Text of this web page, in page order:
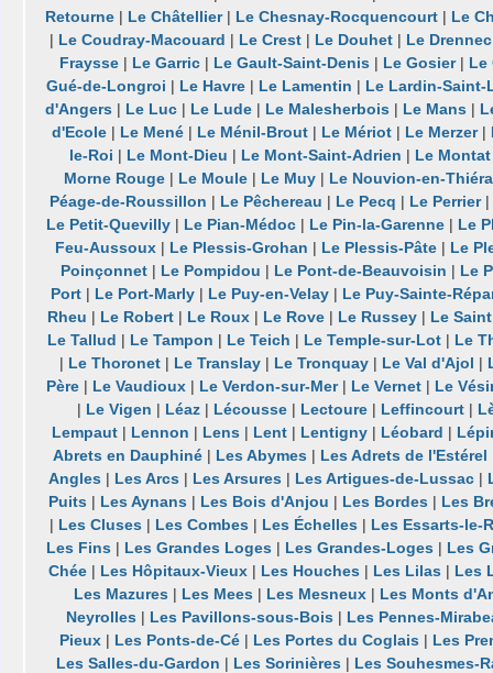
Retourne| Le Châtellier| Le Chesnay-Rocquencourt| Le
| Le Coudray-Macouard | Le Crest| Le Douhet| Le Drennec
Fraysse | Le Garric | Le Gault-Saint-Denis | Le Gosier| Le
Gué-de-Longroi | Le Havre| Le Lamentin | Le Lardin-Saint-
d'Angers| Le Luc| Le Lude| Le Malesherbois| Le Mans|
d'Ecole| Le Mené| Le Ménil-Brout| Le Mériot| Le Merzer|
le-Roi | Le Mont-Dieu | Le Mont-Saint-Adrien | Le Montat
Morne Rouge| Le Moule| Le Muy| Le Nouvion-en-
Péage-de-Roussillon | Le Pêchereau | Le Pecq | Le Perrier|
Le Petit-Quevilly| Le Pian-Médoc| Le Pin-la-Garenne| Le
Feu-Aussoux | Le Plessis-Grohan | Le Plessis-Pâte | Le
Poinçonnet | Le Pompidou | Le Pont-de-Beauvoisin | Le
Port| Le Port-Marly| Le Puy-en-Velay| Le Puy-Sainte-
Rheu | Le Robert| Le Roux| Le Rove| Le Russey| Le Saint
Le Tallud | Le Tampon | Le Teich | Le Temple-sur-Lot| Le
| Le Thoronet | Le Translay | Le Tronquay | Le Val d'Ajol |
Père| Le Vaudioux| Le Verdon-sur-Mer| Le Vernet| Le
| Le Vigen | Léaz | Lécousse | Lectoure | Leffincourt |
Lempaut | Lennon | Lens | Lent | Lentigny | Léobard |
Abrets en Dauphiné | Les Abymes | Les Adrets de l'Estérel
Angles| Les Arcs| Les Arsures| Les Artigues-de-Lussac|
Puits| Les Aynans| Les Bois d'Anjou | Les Bordes| Les
| Les Cluses| Les Combes| Les Échelles| Les Essarts-le-
Les Fins | Les Grandes Loges | Les Grandes-Loges | Les
Chée | Les Hôpitaux-Vieux | Les Houches | Les Lilas | Les
Les Mazures | Les Mees | Les Mesneux | Les Monts
Neyrolles| Les Pavillons-sous-Bois| Les Pennes-
Pieux| Les Ponts-de-Cé| Les Portes du Coglais| Les
Les Salles-du-Gardon | Les Sorinières| Les Souhesmes-